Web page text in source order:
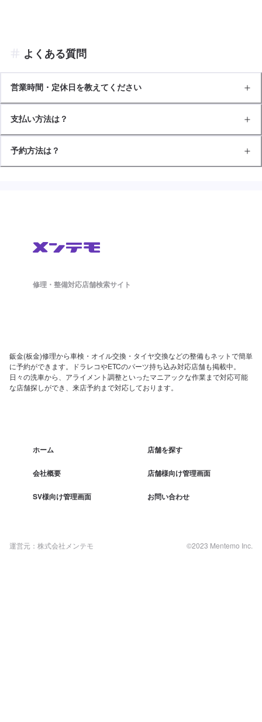
よくある質問
営業時間・定休日を教えてください
支払い方法は？
予約方法は？
修理・整備対応店舗検索サイト
鈑金(板金)修理から車検・オイル交換・タイヤ交換などの整備もネットで簡単
に予約ができます。ドラレコやETCのパーツ持ち込み対応店舗も掲載中。
日々の洗車から、アライメント調整といったマニアックな作業まで対応可能
な店舗探しができ、来店予約まで対応しております。
ホーム 店舗を探す
会社概要 店舗様向け管理画面
SV様向け管理画面 お問い合わせ
運営元：株式会社メンテモ ©2023 Mentemo Inc.